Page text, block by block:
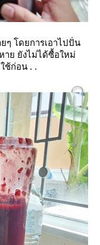
ๆ โดยการเอาไปปั่น
าย ยังไม่ได้ซื้อใหม่
ช้ก่อน . .